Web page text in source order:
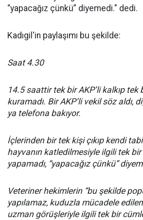
“yapacağız çünkü” diyemedi." dedi.
Kadıgil'in paylaşımı bu şekilde:
Saat 4.30
14.5 saattir tek bir AKP’li kalkıp tek
kuramadı. Bir AKP’li vekil söz aldı,
ya telefona bakıyor.
İçlerinden bir tek kişi çıkıp kendi
hayvanın katledilmesiyle ilgili tek
yapamadı, “yapacağız çünkü”
Veteriner hekimlerin “bu şekilde
yapılamaz, kuduzla mücadele
uzman görüşleriyle ilgili tek bir